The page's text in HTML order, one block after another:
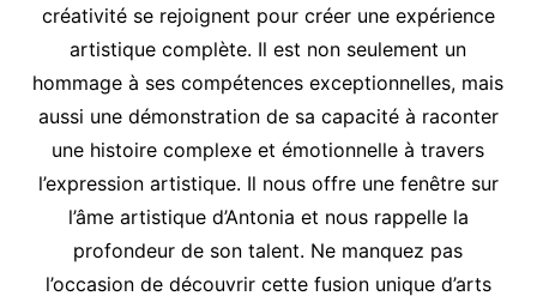
créativité se rejoignent pour créer une expérience
artistique complète. Il est non seulement un
hommage à ses compétences exceptionnelles, mais
aussi une démonstration de sa capacité à raconter
une histoire complexe et émotionnelle à travers
l’expression artistique. Il nous offre une fenêtre sur
l’âme artistique d’Antonia et nous rappelle la
profondeur de son talent. Ne manquez pas
l’occasion de découvrir cette fusion unique d’arts